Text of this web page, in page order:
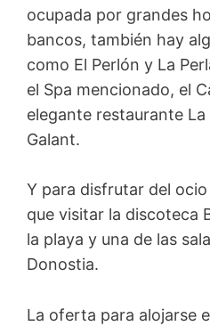
ocupada por grandes
bancos, también hay
como El Perlón y La
el Spa mencionado, el
elegante restaurante La
Galant.
Y para disfrutar del
que visitar la discoteca
la playa y una de las
Donostia.
La oferta para alojarse